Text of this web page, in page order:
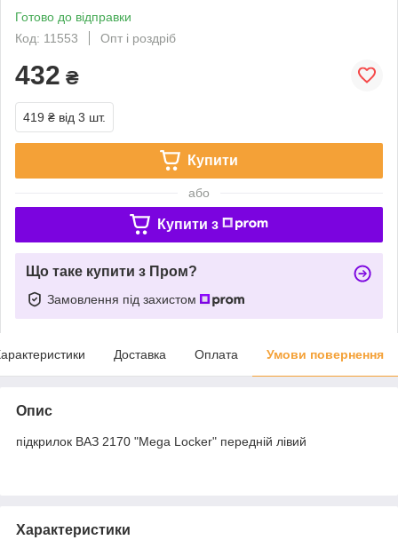
Готово до відправки
Код: 11553
Опт і роздріб
432 ₴
419 ₴ від 3 шт.
Купити
або
Купити з
Що таке купити з Пром?
Замовлення під захистом
Доставка Оплата Умови повернення
Опис
підкрилок ВАЗ 2170 "Mega Locker" передній лівий
Характеристики